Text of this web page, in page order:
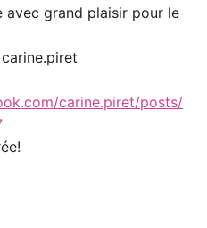
avec grand plaisir pour le
carine.piret/posts/